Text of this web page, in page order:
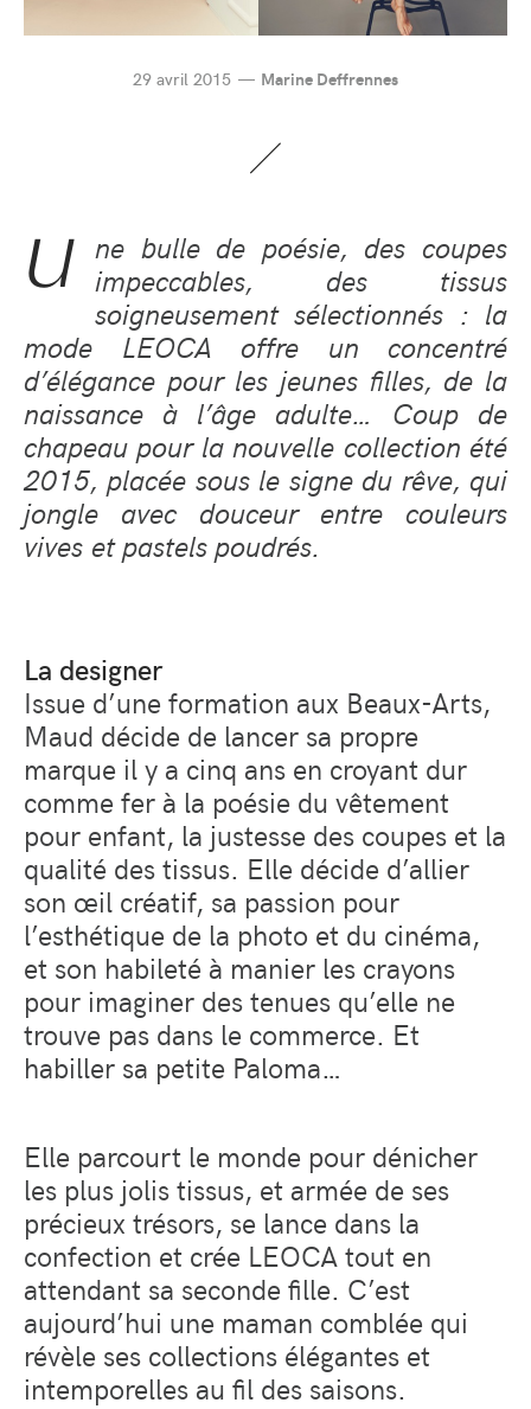
29 avril 2015 Marine Deffrennes
U ne bulle de poésie, des coupes
impeccables, des tissus
soigneusement sélectionnés : la
mode LEOCA offre un concentré
d’élégance pour les jeunes filles, de la
naissance à l’âge adulte… Coup de
chapeau pour la nouvelle collection été
2015, placée sous le signe du rêve, qui
jongle avec douceur entre couleurs
vives et pastels poudrés.
La designer
Issue d’une formation aux Beaux-Arts,
Maud décide de lancer sa propre
marque il y a cinq ans en croyant dur
comme fer à la poésie du vêtement
pour enfant, la justesse des coupes et la
qualité des tissus. Elle décide d’allier
son œil créatif, sa passion pour
l’esthétique de la photo et du cinéma,
et son habileté à manier les crayons
pour imaginer des tenues qu’elle ne
trouve pas dans le commerce. Et
habiller sa petite Paloma…
Elle parcourt le monde pour dénicher
les plus jolis tissus, et armée de ses
précieux trésors, se lance dans la
confection et crée LEOCA tout en
attendant sa seconde fille. C’est
aujourd’hui une maman comblée qui
révèle ses collections élégantes et
intemporelles au fil des saisons.